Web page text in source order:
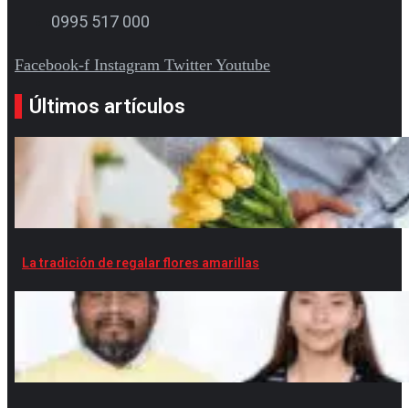
0995 517 000
Facebook-f Instagram Twitter Youtube
Últimos artículos
La tradición de regalar flores amarillas